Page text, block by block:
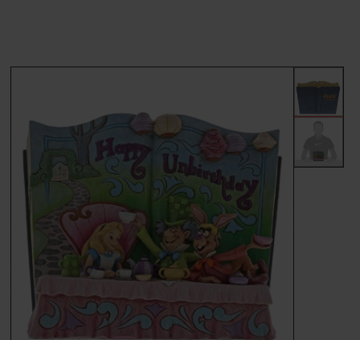
VILKÅR
NYHEDER
TILBUD